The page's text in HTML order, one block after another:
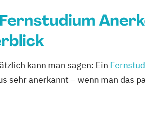
Fernstudium
kann man sagen: Ein
sehr anerkannt – wenn man das